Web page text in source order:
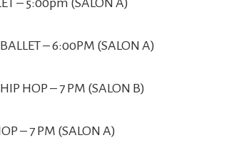
– 6:00PM (SALON A)
HOP – 7 PM (SALON B)
– 7 PM (SALON A)